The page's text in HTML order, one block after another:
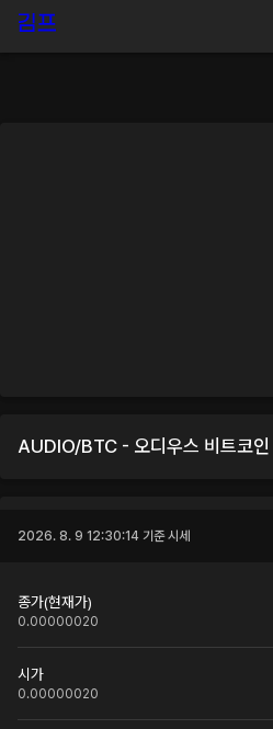
AUDIO/BTC - 오디우스 비트코인
2026. 8. 9 12:30:14 기준 시세
종가(현재가)
0.00000020
시가
0.00000020